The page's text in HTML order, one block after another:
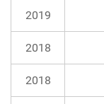
2019
2018
2018